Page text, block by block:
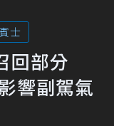
士
回部分
響副駕氣